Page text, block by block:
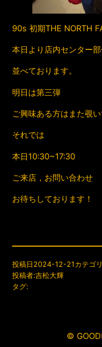
90s 初期THE NORTH
本日より店内センター
並べております。
明日は第三弾
ご興味ある方はまた覗い
それでは
本日10:30~17:30
ご来店，お問い合わせ
お待ちしております！
投稿日2024-12-21カテゴ
投稿者:吉松大輝
タグ:
©